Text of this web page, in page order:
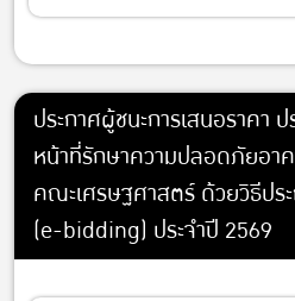
ประกาศผู้ชนะการเสนอราคา ป
หน้าที่รักษาความปลอดภัยอา
คณะเศรษฐศาสตร์ ด้วยวิธีปร
(e-bidding) ประจำปี 2569